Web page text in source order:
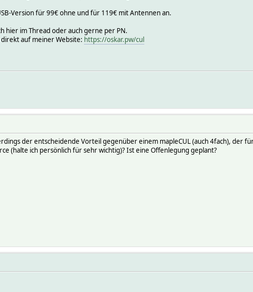
Version für 99€ ohne und für 119€ mit Antennen an.
hier im Thread oder auch gerne per PN.
auf meiner Website: https://oskar.pw/cul
der entscheidende Vorteil gegenüber einem mapleCUL (auch 4fach), der
(halte ich persönlich für sehr wichtig)? Ist eine Offenlegung geplant?